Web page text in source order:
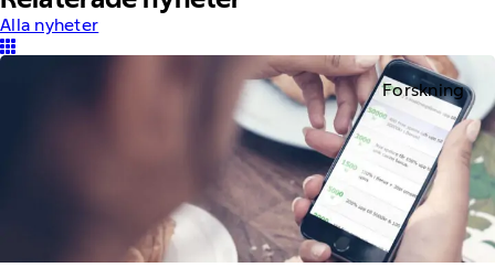
Alla nyheter
Forskning